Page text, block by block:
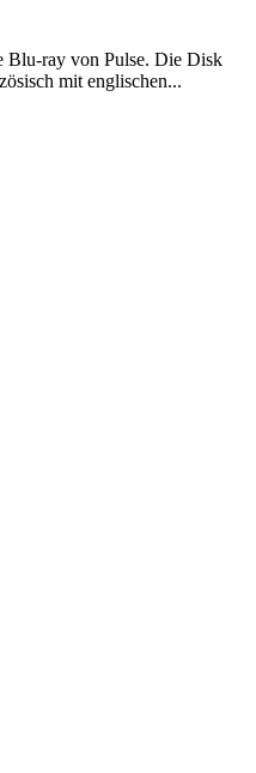
Blu-ray von Pulse. Die Disk
mit englischen...